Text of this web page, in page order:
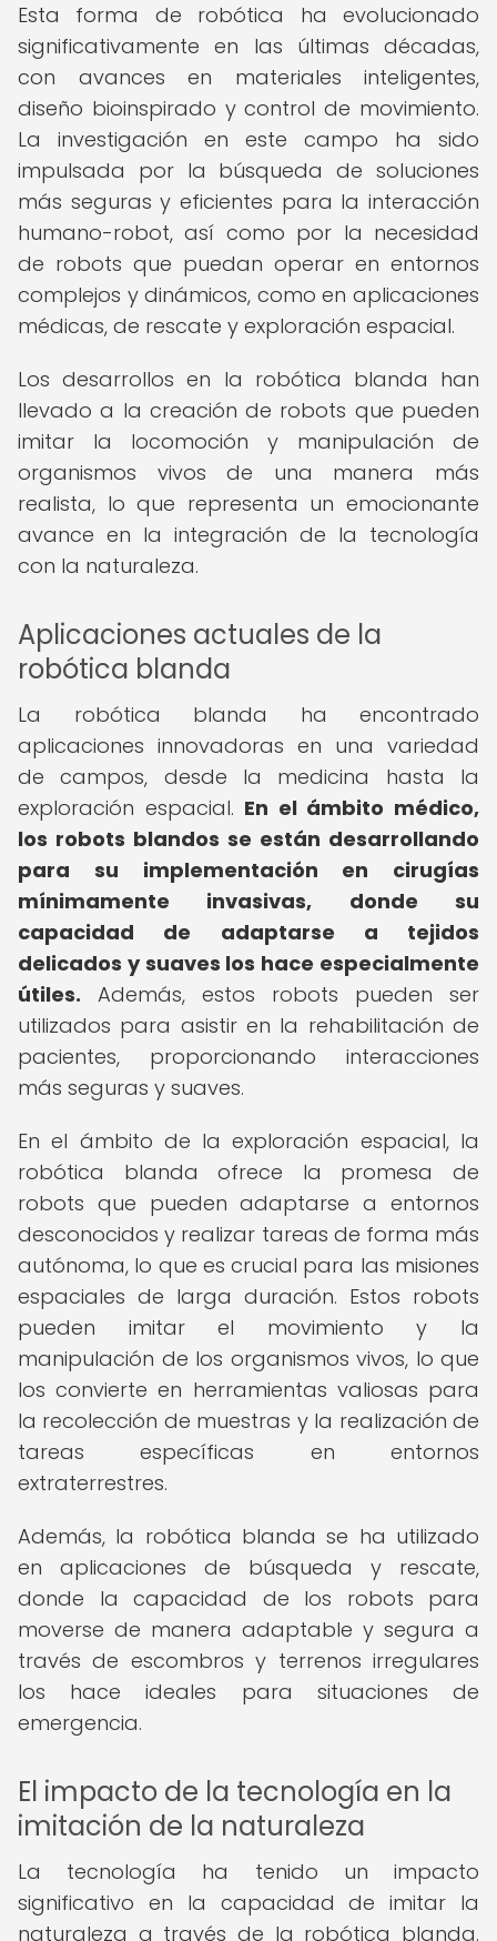
Esta forma de robótica ha evolucionado
significativamente en las últimas décadas,
con avances en materiales inteligentes,
diseño bioinspirado y control de movimiento.
La investigación en este campo ha sido
impulsada por la búsqueda de soluciones
más seguras y eficientes para la interacción
humano-robot, así como por la necesidad
de robots que puedan operar en entornos
complejos y dinámicos, como en aplicaciones
médicas, de rescate y exploración espacial.
Los desarrollos en la robótica blanda han
llevado a la creación de robots que pueden
imitar la locomoción y manipulación de
organismos vivos de una manera más
realista, lo que representa un emocionante
avance en la integración de la tecnología
con la naturaleza.
Aplicaciones actuales de la
robótica blanda
La robótica blanda ha encontrado
aplicaciones innovadoras en una variedad
de campos, desde la medicina hasta la
exploración espacial. En el ámbito médico,
los robots blandos se están desarrollando
para su implementación en cirugías
mínimamente invasivas, donde su
capacidad de adaptarse a tejidos
delicados y suaves los hace especialmente
útiles. Además, estos robots pueden ser
utilizados para asistir en la rehabilitación de
pacientes, proporcionando interacciones
más seguras y suaves.
En el ámbito de la exploración espacial, la
robótica blanda ofrece la promesa de
robots que pueden adaptarse a entornos
desconocidos y realizar tareas de forma más
autónoma, lo que es crucial para las misiones
espaciales de larga duración. Estos robots
pueden imitar el movimiento y la
manipulación de los organismos vivos, lo que
los convierte en herramientas valiosas para
la recolección de muestras y la realización de
tareas específicas en entornos
extraterrestres.
Además, la robótica blanda se ha utilizado
en aplicaciones de búsqueda y rescate,
donde la capacidad de los robots para
moverse de manera adaptable y segura a
través de escombros y terrenos irregulares
los hace ideales para situaciones de
emergencia.
El impacto de la tecnología en la
imitación de la naturaleza
La tecnología ha tenido un impacto
significativo en la capacidad de imitar la
naturaleza a través de la robótica blanda.